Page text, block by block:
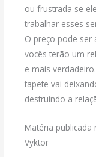
ou frustrada se
trabalhar esses
O preço pode ser
vocês terão um
e mais
tapete vai
destruindo a
Matéria publicada
Vyktor